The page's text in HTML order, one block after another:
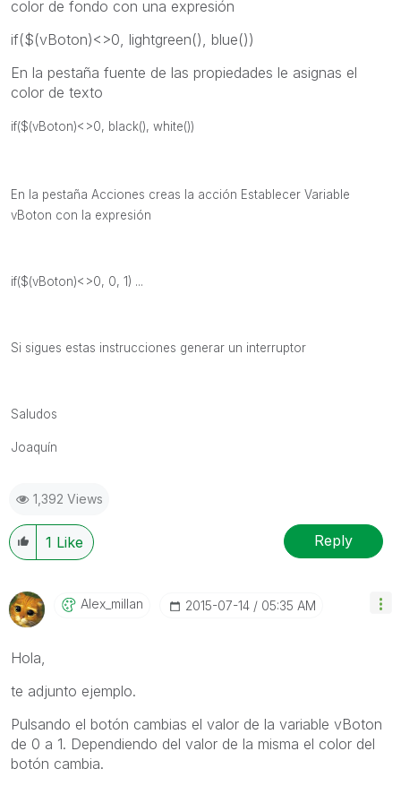
color de fondo con una expresión
if($(vBoton)<>0, lightgreen(), blue())
En la pestaña fuente de las propiedades le asignas el
color de texto
if($(vBoton)<>0, black(), white())
En la pestaña Acciones creas la acción Establecer Variable
vBoton con la expresión
if($(vBoton)<>0, 0, 1) ...
Si sigues estas instrucciones generar un interruptor
Saludos
Joaquín
1,392 Views
1 Like Reply
Alex_millan ‎2015-07-14 05:35 AM
Hola,
te adjunto ejemplo.
Pulsando el botón cambias el valor de la variable vBoton
de 0 a 1. Dependiendo del valor de la misma el color del
botón cambia.